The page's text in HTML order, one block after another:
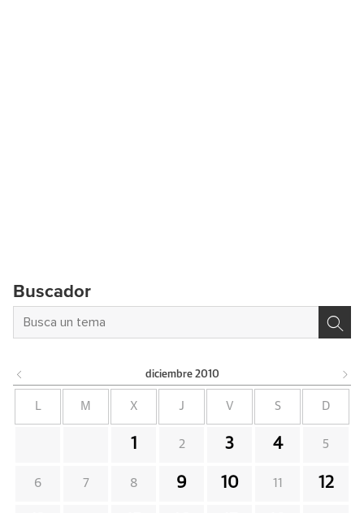
Buscador
diciembre 2010
L M X J V S D
1 2 3 4 5
6 7 8 9 10 11 12